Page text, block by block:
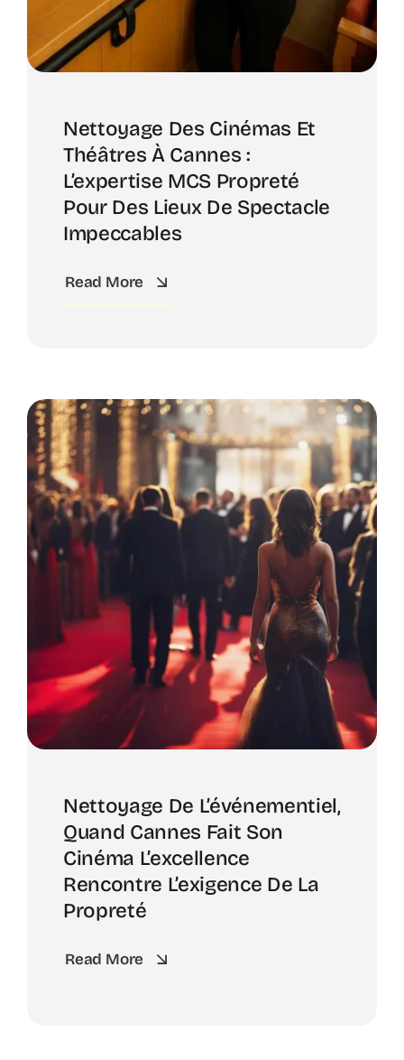
Nettoyage Des Cinémas Et
Théâtres À Cannes :
L’expertise MCS Propreté
Pour Des Lieux De Spectacle
Impeccables
Read More
Nettoyage De L’événementiel,
Quand Cannes Fait Son
Cinéma L’excellence
Rencontre L’exigence De La
Propreté
Read More